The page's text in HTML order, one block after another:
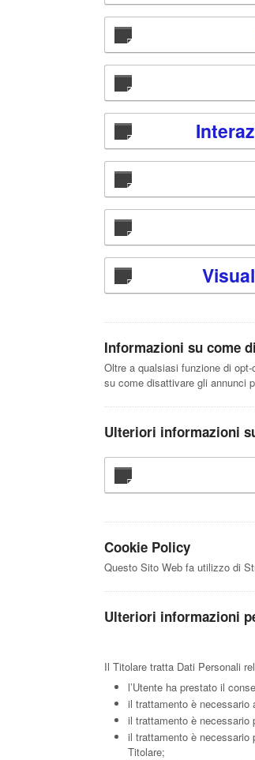
Informazioni su come
Oltre a qualsiasi funzione di
su come disattivare gli annunci
Ulteriori informazioni
Cookie Policy
Questo Sito Web fa utilizzo di
Ulteriori informazioni
Il Titolare tratta Dati Personali
l’Utente ha prestato il
il trattamento è necessario
il trattamento è necessario
il trattamento è necessario
Titolare;